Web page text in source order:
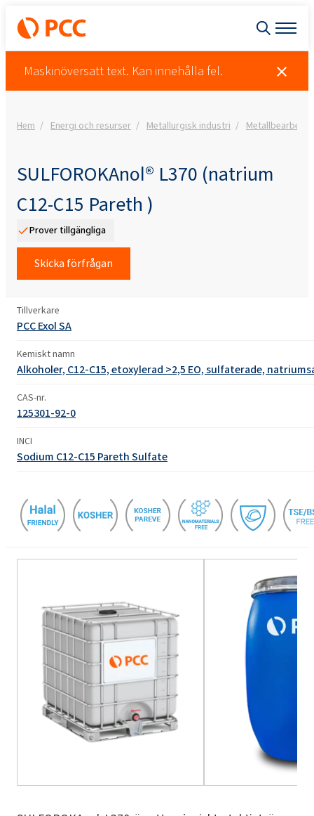
Maskinöversatt text. Kan innehålla fel.
Hem Energi och resurser Metallurgisk industri
SULFOROKAnol® L370 (natrium
C12-C15 Pareth )
Prover tillgängliga
Skicka förfrågan
Tillverkare
PCC Exol SA
Kemiskt namn
Alkoholer, C12-C15, etoxylerad >2,5 EO, sulfaterade,
CAS-nr.
125301-92-0
INCI
Sodium C12-C15 Pareth Sulfate